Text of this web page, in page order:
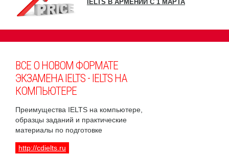
IELTS В АРМЕНИИ С 1 МАРТА
ВСЕ О НОВОМ ФОРМАТЕ
ЭКЗАМЕНА IELTS - IELTS НА
КОМПЬЮТЕРЕ
Преимущества IELTS на компьютере,
образцы заданий и практические
материалы по подготовке
http://cdielts.ru